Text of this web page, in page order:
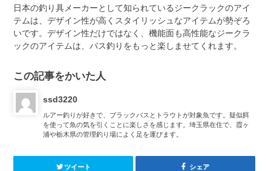
日本の釣り具メーカーとして知られているジークラックのアイ
テムは、デザイン性が高くスタイリッシュなアイテムが勢ぞろ
いです。デザイン性だけではなく、機能面も高性能なジークラ
ックのアイテムは、バス釣りをもっと楽しませてくれます。
この記事をかいた人
ssd3220
ルアー釣りが好きで、ブラックバスとトラウトが対象魚です。疑似餌
を使って魚の気を引くことに楽しさを感じます。埼玉県在住で、霞ヶ
浦や栃木県の管理釣り場によく足を運びます。
ツイート シェア